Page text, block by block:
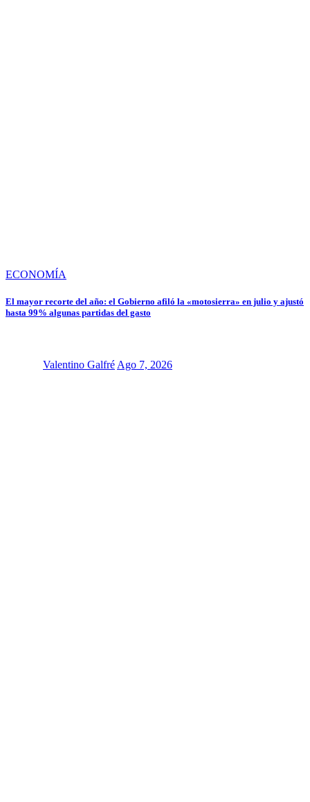
ECONOMÍA
El mayor recorte del año: el Gobierno afiló la «motosierra» en julio y ajustó
hasta 99% algunas partidas del gasto
Valentino Galfré Ago 7, 2026